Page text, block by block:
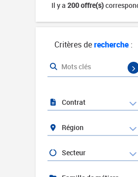
Il y a 200 offre(s)
Critères derecherche:
Mots clés
Contrat
Région
Secteur